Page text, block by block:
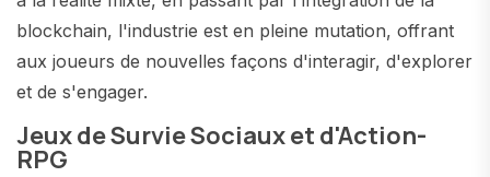
blockchain, l'industrie est en pleine mutation, offrant
aux joueurs de nouvelles façons d'interagir, d'explorer
et de s'engager.
Jeux de Survie Sociaux et d'Action-
RPG